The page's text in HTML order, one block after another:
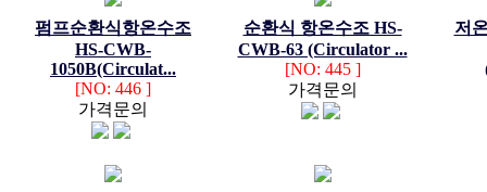
펌프순환식항온수조
HS-CWB-
1050B(Circulat...
[NO: 446 ]
가격문의
순환식 항온수조 HS-
CWB-63 (Circulator ...
[NO: 445 ]
가격문의
저